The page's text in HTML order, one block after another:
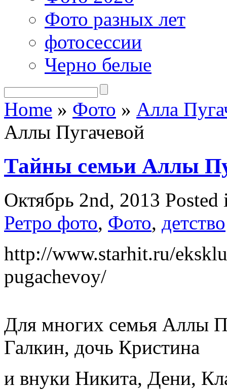
Фото разных лет
фотосессии
Черно белые
Home » Фото » Алла
Аллы Пугачевой
Тайны семьи Аллы
Октябрь 2nd, 2013
Ретро фото, Фото, детство
http://www.starhit.ru/
pugachevoy/
Для многих семья Аллы
Галкин, дочь Кристина
и внуки Никита, Дени,